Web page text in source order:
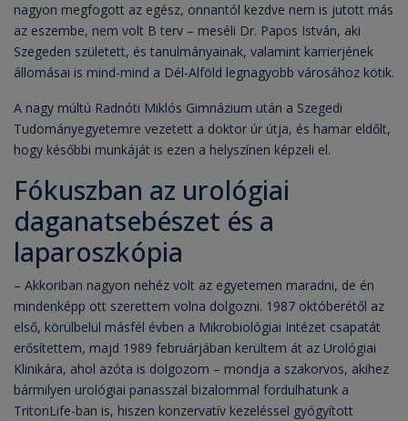
nagyon megfogott az egész, onnantól kezdve nem is jutott más
az eszembe, nem volt B terv – meséli Dr. Papos István, aki
Szegeden született, és tanulmányainak, valamint karrierjének
állomásai is mind-mind a Dél-Alföld legnagyobb városához kötik.
A nagy múltú Radnóti Miklós Gimnázium után a Szegedi
Tudományegyetemre vezetett a doktor úr útja, és hamar eldőlt,
hogy későbbi munkáját is ezen a helyszínen képzeli el.
Fókuszban az urológiai
daganatsebészet és a
laparoszkópia
– Akkoriban nagyon nehéz volt az egyetemen maradni, de én
mindenképp ott szerettem volna dolgozni. 1987 októberétől az
első, körülbelül másfél évben a Mikrobiológiai Intézet csapatát
erősítettem, majd 1989 februárjában kerültem át az Urológiai
Klinikára, ahol azóta is dolgozom – mondja a szakorvos, akihez
bármilyen urológiai panasszal bizalommal fordulhatunk a
TritonLife-ban is, hiszen konzervatív kezeléssel gyógyított